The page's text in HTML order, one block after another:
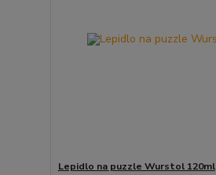
Lepidlo na puzzle Wurstol 120ml